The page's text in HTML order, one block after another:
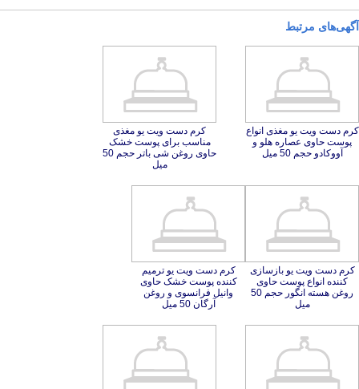
آگهی‌های مرتبط
کرم دست ویت یو مغذی انواع
پوست حاوی عصاره هلو و
آووکادو حجم 50 میل
کرم دست ویت یو مغذی
مناسب برای پوست خشک
حاوی روغن شی باتر حجم 50
میل
کرم دست ویت یو بازسازی
کننده انواع پوست حاوی
روغن هسته انگور حجم 50
میل
کرم دست ویت یو ترمیم
کننده پوست خشک حاوی
وانیل فرانسوی و روغن
آرگان 50 میل